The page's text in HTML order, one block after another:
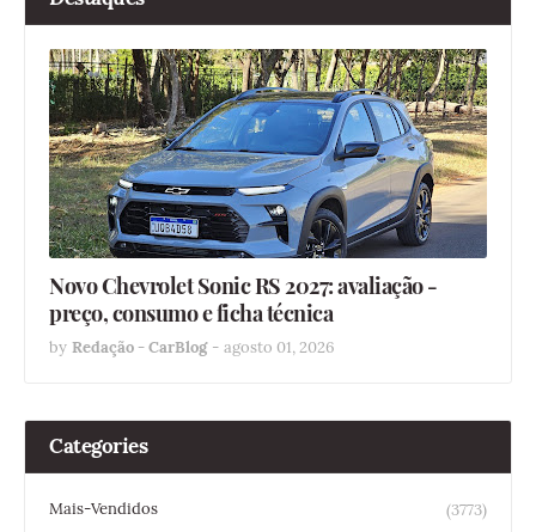
Novo Chevrolet Sonic RS 2027: avaliação -
preço, consumo e ficha técnica
by Redação - CarBlog - agosto 01, 2026
Categories
Mais-Vendidos
(3773)